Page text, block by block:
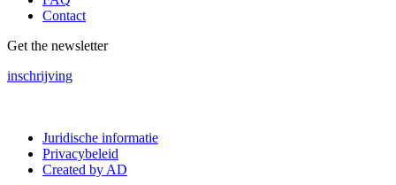
Contact
Get the newsletter
inschrijving
Juridische informatie
Privacybeleid
Created by AD